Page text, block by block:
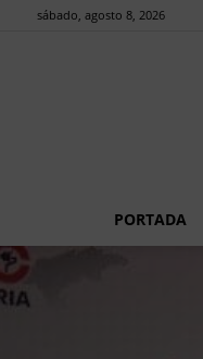
sábado, agosto 8, 2026
PORTADA